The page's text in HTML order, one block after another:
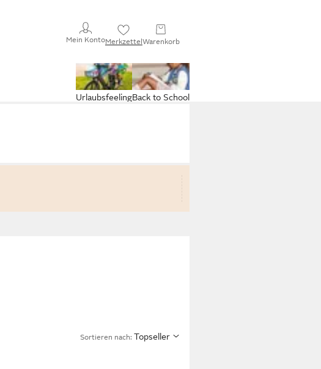
Mein KontoMerkzettelWarenkorb
Back to School
Urlaubsfeeling
Sortieren nach: Topseller